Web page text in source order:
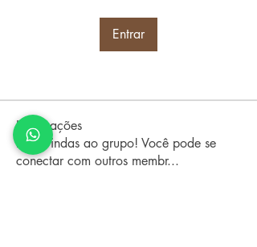
Entrar
Informações
Boas-vindas ao grupo! Você pode se
conectar com outros membr...